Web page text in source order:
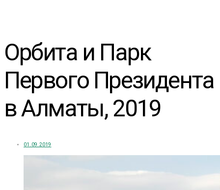
Орбита и Парк
Первого Президента
в Алматы, 2019
01.09.2019